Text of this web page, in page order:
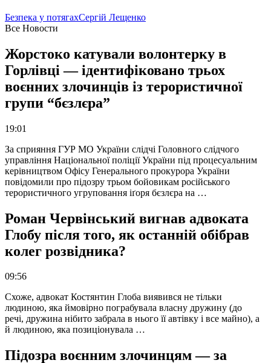
Безпека у потягахСергій Лещенко
Все Новости
Жорстоко катували волонтерку в
Горлівці — ідентифіковано трьох
воєнних злочинців із терористичної
групи “бєзлєра”
19:01
За сприяння ГУР МО України слідчі Головного слідчого
управління Національної поліції України під процесуальним
керівництвом Офісу Генерального прокурора України
повідомили про підозру трьом бойовикам російського
терористичного угруповання іґоря бєзлєра на …
Роман Червінський вигнав адвоката
Глобу після того, як останній обібрав
колег розвідника?
09:56
Схоже, адвокат Костянтин Глоба виявився не тільки
людиною, яка ймовірно пограбувала власну дружину (до
речі, дружина нібито забрала в нього її автівку і все майно), а
й людиною, яка позиціонувала …
Підозра воєнним злочинцям — за